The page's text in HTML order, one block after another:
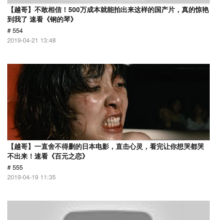
【越哥】不敢相信！500万成本就能拍出来这样的国产片，真的惊艳
到我了 速看《钢的琴》
# 554
2019-04-21 13:48
【越哥】一直舍不得删的日本电影，直击心灵，看完让你想哭都哭
不出来！速看《百元之恋》
# 555
2019-04-19 11:35